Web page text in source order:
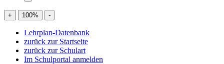
+ 100% -
Lehrplan-Datenbank
zurück zur Startseite
zurück zur Schulart
Im Schulportal anmelden